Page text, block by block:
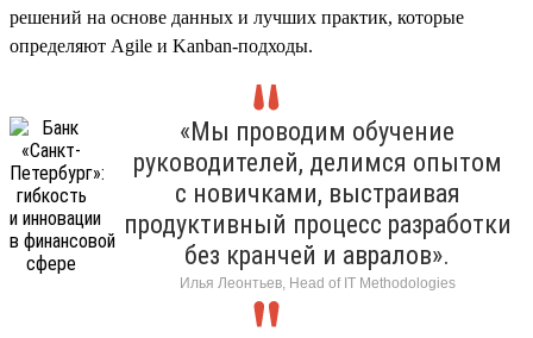
решений на основе данных и лучших практик, которые
определяют Agile и Kanban-подходы.
«Мы проводим обучение
руководителей, делимся опытом
с новичками, выстраивая
продуктивный процесс разработки
без кранчей и авралов».
Илья Леонтьев, Head of IT Methodologies